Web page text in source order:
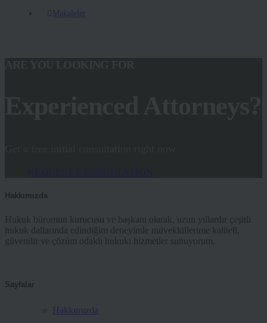
Makaleler
Hakkımızda
Hukuk büromun kurucusu ve başkanı olarak, uzun yıllardır çeşitli
hukuk dallarında edindiğim deneyimle müvekkillerime kaliteli,
güvenilir ve çözüm odaklı hukuki hizmetler sunuyorum.
Sayfalar
Hakkımızda